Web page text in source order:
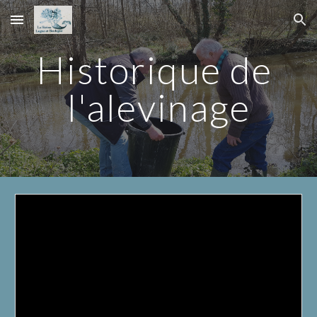
Skip to main content Skip to navigation
Historique de
l'alevinage